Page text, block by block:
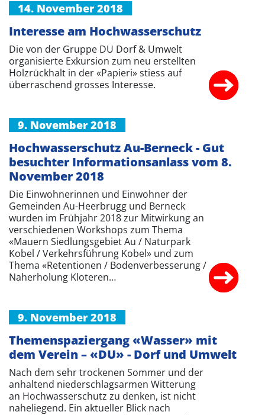
14. November 2018
Interesse am Hochwasserschutz
Die von der Gruppe DU Dorf & Umwelt
organisierte Exkursion zum neu erstellten
Holzrückhalt in der «Papieri» stiess auf
überraschend grosses Interesse.
9. November 2018
Hochwasserschutz Au-Berneck - Gut
besuchter Informationsanlass vom 8.
November 2018
Die Einwohnerinnen und Einwohner der
Gemeinden Au-Heerbrugg und Berneck
wurden im Frühjahr 2018 zur Mitwirkung an
verschiedenen Workshops zum Thema
«Mauern Siedlungsgebiet Au / Naturpark
Kobel / Verkehrsführung Kobel» und zum
Thema «Retentionen / Bodenverbesserung /
Naherholung Kloteren…
9. November 2018
Themenspaziergang «Wasser» mit
dem Verein – «DU» - Dorf und Umwelt
Nach dem sehr trockenen Sommer und der
anhaltend niederschlagsarmen Witterung
an Hochwasserschutz zu denken, ist nicht
naheliegend. Ein aktueller Blick nach